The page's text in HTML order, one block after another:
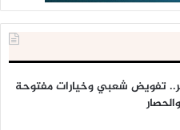
تفويض شعبي وخيارات مفتوحة